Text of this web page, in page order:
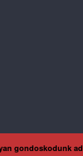
gondoskodunk